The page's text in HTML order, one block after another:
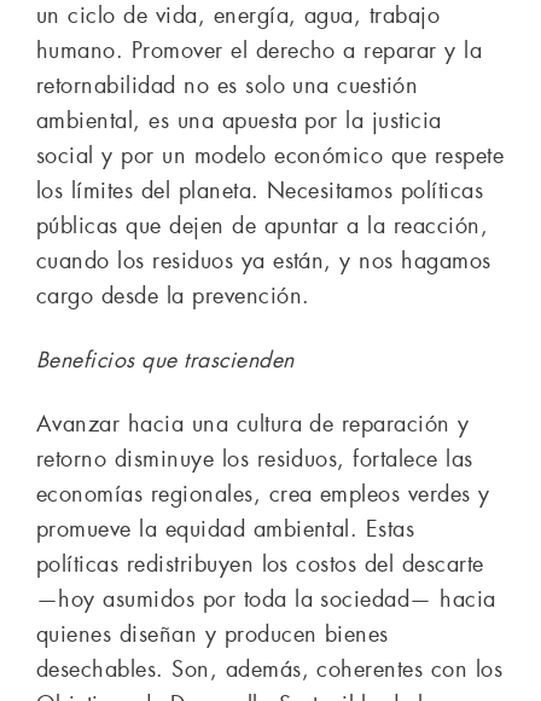
un ciclo de vida, energía, agua, trabajo
humano. Promover el derecho a reparar y la
retornabilidad no es solo una cuestión
ambiental, es una apuesta por la justicia
social y por un modelo económico que respete
los límites del planeta. Necesitamos políticas
públicas que dejen de apuntar a la reacción,
cuando los residuos ya están, y nos hagamos
cargo desde la prevención.
Beneficios que trascienden
Avanzar hacia una cultura de reparación y
retorno disminuye los residuos, fortalece las
economías regionales, crea empleos verdes y
promueve la equidad ambiental. Estas
políticas redistribuyen los costos del descarte
—hoy asumidos por toda la sociedad— hacia
quienes diseñan y producen bienes
desechables. Son, además, coherentes con los